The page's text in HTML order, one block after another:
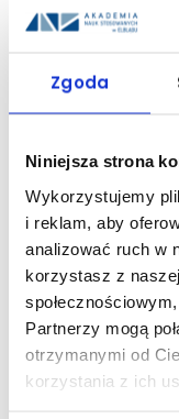
Zgoda
Niniejsza strona
Wykorzystujemy
i reklam, aby
analizować ruch w
korzystasz z
Partnerzy mogą
otrzymanymi od
korzystania z ich
atmosferze!